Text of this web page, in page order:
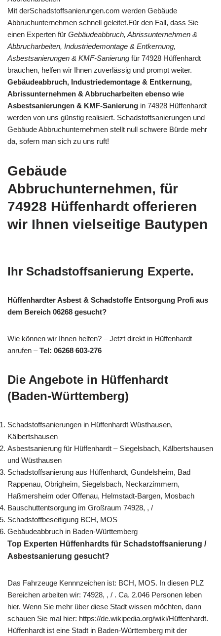
Mit derSchadstoffsanierungen.com werden Gebäude
Abbruchunternehmen schnell geleitet.Für den Fall, dass Sie
einen Experten für Gebäudeabbruch, Abrissunternehmen &
Abbrucharbeiten, Industriedemontage & Entkernung,
Asbestsanierungen & KMF-Sanierung für 74928 Hüffenhardt
brauchen, helfen wir Ihnen zuverlässig und prompt weiter.
Gebäudeabbruch, Industriedemontage & Entkernung,
Abrissunternehmen & Abbrucharbeiten ebenso wie
Asbestsanierungen & KMF-Sanierung in 74928 Hüffenhardt
werden von uns günstig realisiert. Schadstoffsanierungen und
Gebäude Abbruchunternehmen stellt null schwere Bürde mehr
da, sofern man sich zu uns ruft!
Gebäude
Abbruchunternehmen, für
74928 Hüffenhardt offerieren
wir Ihnen vielseitige Bautypen
Ihr Schadstoffsanierung Experte.
Hüffenhardter Asbest & Schadstoffe Entsorgung Profi aus
dem Bereich 06268 gesucht?
Wie können wir Ihnen helfen? – Jetzt direkt in Hüffenhardt
anrufen –Tel: 06268 603-276
Die Angebote in Hüffenhardt
(Baden-Württemberg)
Schadstoffsanierungen in Hüffenhardt Wüsthausen,
Kälbertshausen
Asbestsanierung für Hüffenhardt – Siegelsbach, Kälbertshausen
und Wüsthausen
Schadstoffsanierung aus Hüffenhardt, Gundelsheim, Bad
Rappenau, Obrigheim, Siegelsbach, Neckarzimmern,
Haßmersheim oder Offenau, Helmstadt-Bargen, Mosbach
Bauschuttentsorgung im Großraum 74928, , /
Schadstoffbeseitigung BCH, MOS
Gebäudeabbruch in Baden-Württemberg
Top Experten Hüffenhardts für Schadstoffsanierung /
Asbestsanierung gesucht?
Das Fahrzeuge Kennnzeichen ist: BCH, MOS. In diesen PLZ
Bereichen arbeiten wir: 74928, , / . Ca. 2.046 Personen leben
hier. Wenn Sie mehr über diese Stadt wissen möchten, dann
schauen Sie mal hier: https://de.wikipedia.org/wiki/Hüffenhardt.
Hüffenhardt ist eine Stadt in Baden-Württemberg mit der